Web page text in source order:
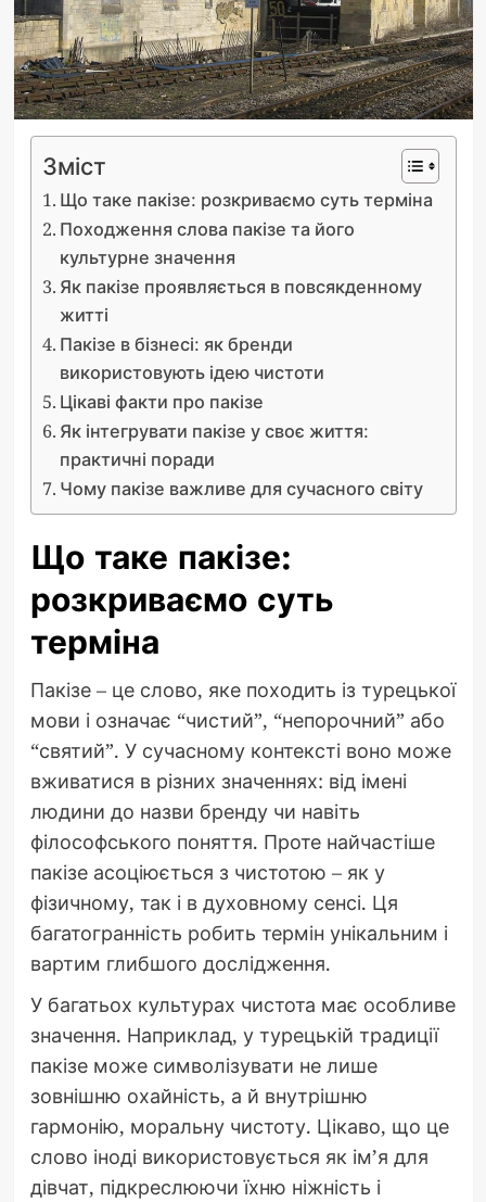
Зміст
Що таке пакізе: розкриваємо суть терміна
Походження слова пакізе та його
культурне значення
Як пакізе проявляється в повсякденному
житті
Пакізе в бізнесі: як бренди
використовують ідею чистоти
Цікаві факти про пакізе
Як інтегрувати пакізе у своє життя:
практичні поради
Чому пакізе важливе для сучасного світу
Що таке пакізе:
розкриваємо суть
терміна
Пакізе – це слово, яке походить із турецької
мови і означає “чистий”, “непорочний” або
“святий”. У сучасному контексті воно може
вживатися в різних значеннях: від імені
людини до назви бренду чи навіть
філософського поняття. Проте найчастіше
пакізе асоціюється з чистотою – як у
фізичному, так і в духовному сенсі. Ця
багатогранність робить термін унікальним і
вартим глибшого дослідження.
У багатьох культурах чистота має особливе
значення. Наприклад, у турецькій традиції
пакізе може символізувати не лише
зовнішню охайність, а й внутрішню
гармонію, моральну чистоту. Цікаво, що це
слово іноді використовується як ім’я для
дівчат, підкреслюючи їхню ніжність і